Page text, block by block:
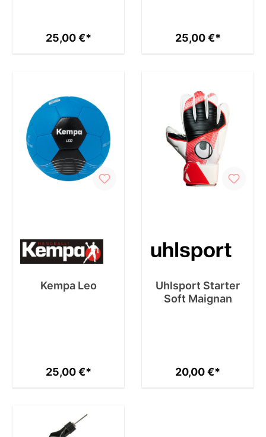
25,00 €* 25,00 €*
Kempa Leo
25,00 €*
Uhlsport Starter
Soft Maignan
20,00 €*